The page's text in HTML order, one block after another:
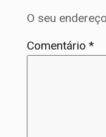
O seu
Comentário*